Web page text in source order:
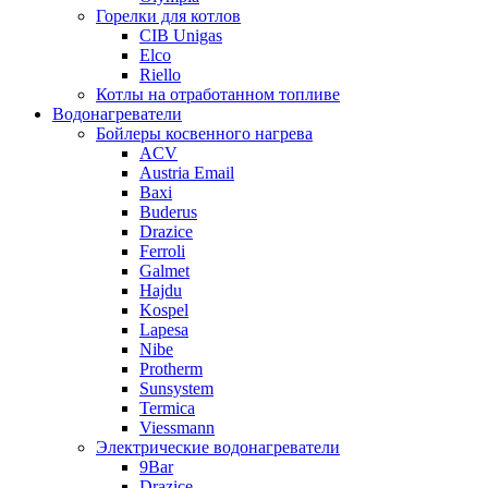
Горелки для котлов
CIB Unigas
Elco
Riello
Котлы на отработанном топливе
Водонагреватели
Бойлеры косвенного нагрева
ACV
Austria Email
Baxi
Buderus
Drazice
Ferroli
Galmet
Hajdu
Kospel
Lapesa
Nibe
Protherm
Sunsystem
Termica
Viessmann
Электрические водонагреватели
9Bar